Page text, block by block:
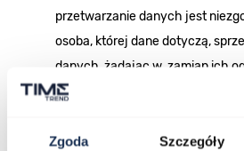
Zgoda Szczegóły
przetwarzanie danych jest
osoba, której dane dotyczą,
danych, żądając w zamian ich
administrator nie potrzebuje już
ustalenia, obrony lub